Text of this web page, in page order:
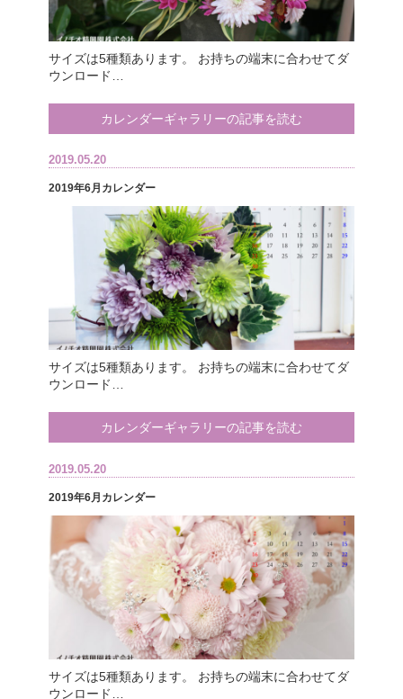
サイズは5種類あります。 お持ちの端末に合わせてダ
ウンロード…
カレンダーギャラリーの記事を読む
2019.05.20
2019年6月カレンダー
サイズは5種類あります。 お持ちの端末に合わせてダ
ウンロード…
カレンダーギャラリーの記事を読む
2019.05.20
2019年6月カレンダー
サイズは5種類あります。 お持ちの端末に合わせてダ
ウンロード…